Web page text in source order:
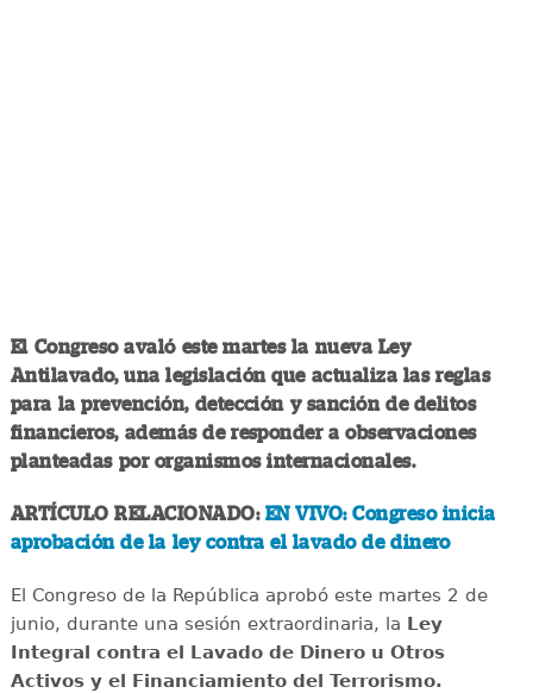
El Congreso avaló este martes la nueva Ley
Antilavado, una legislación que actualiza las reglas
para la prevención, detección y sanción de delitos
financieros, además de responder a observaciones
planteadas por organismos internacionales.
ARTÍCULO RELACIONADO: EN VIVO: Congreso inicia
aprobación de la ley contra el lavado de dinero
El Congreso de la República aprobó este martes 2 de
junio, durante una sesión extraordinaria, la Ley
Integral contra el Lavado de Dinero u Otros
Activos y el Financiamiento del Terrorismo.